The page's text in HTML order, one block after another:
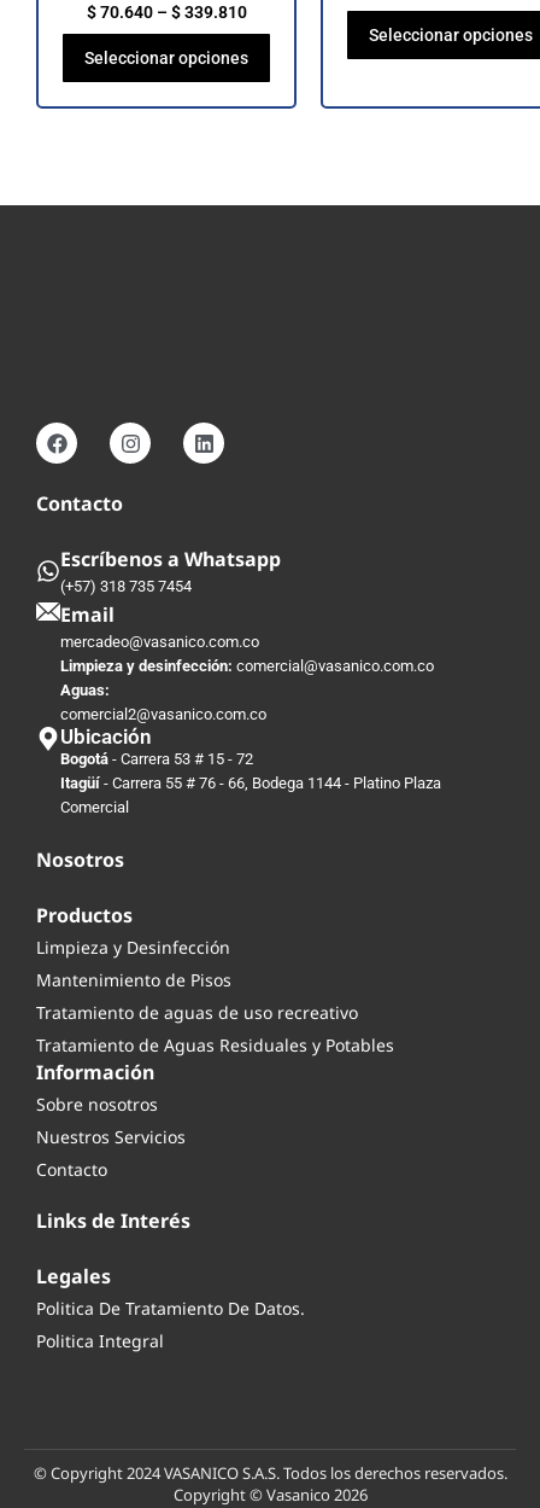
$70.640–$339.810
Seleccionar opciones
Seleccionar opciones
Contacto
Escríbenos a Whatsapp
(+57) 318 735 7454
Email
mercadeo@vasanico.com.co
Limpieza y desinfección: comercial@vasanico.com.co
Aguas:
comercial2@vasanico.com.co
Ubicación
Bogotá - Carrera 53 # 15 - 72
Itagüí - Carrera 55 # 76 - 66, Bodega 1144 - Platino Plaza
Comercial
Nosotros
Productos
Limpieza y Desinfección
Mantenimiento de Pisos
Tratamiento de aguas de uso recreativo
Tratamiento de Aguas Residuales y Potables
Información
Sobre nosotros
Nuestros Servicios
Contacto
Links de Interés
Legales
Politica De Tratamiento De Datos.
Politica Integral
© Copyright 2024 VASANICO S.A.S. Todos los derechos reservados.
Copyright © Vasanico 2026